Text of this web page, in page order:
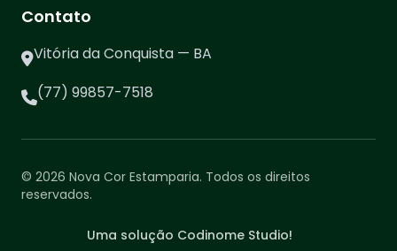
Contato
Vitória da Conquista — BA
(77) 99857-7518
© 2026 Nova Cor Estamparia. Todos os direitos
reservados.
Uma solução Codinome Studio!